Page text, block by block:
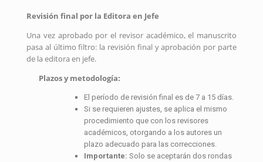
Revisión final por la Editora en Jefe
Una vez aprobado por el revisor académico, el manuscrito
pasa al último filtro: la revisión final y aprobación por parte
de la editora en jefe.
Plazos y metodología:
El período de revisión final es de 7 a 15 días.
Si se requieren ajustes, se aplica el mismo
procedimiento que con los revisores
académicos, otorgando a los autores un
plazo adecuado para las correcciones.
Importante: Solo se aceptarán dos rondas